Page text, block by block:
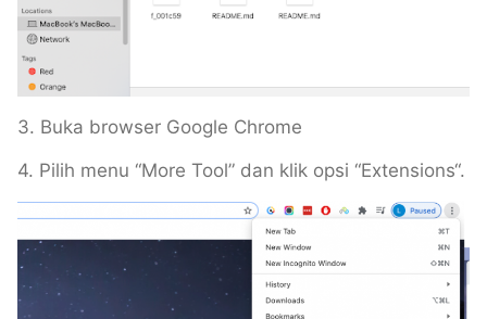
3. Buka browser Google Chrome
4. Pilih menu “More Tool” dan klik opsi “Extensions“.